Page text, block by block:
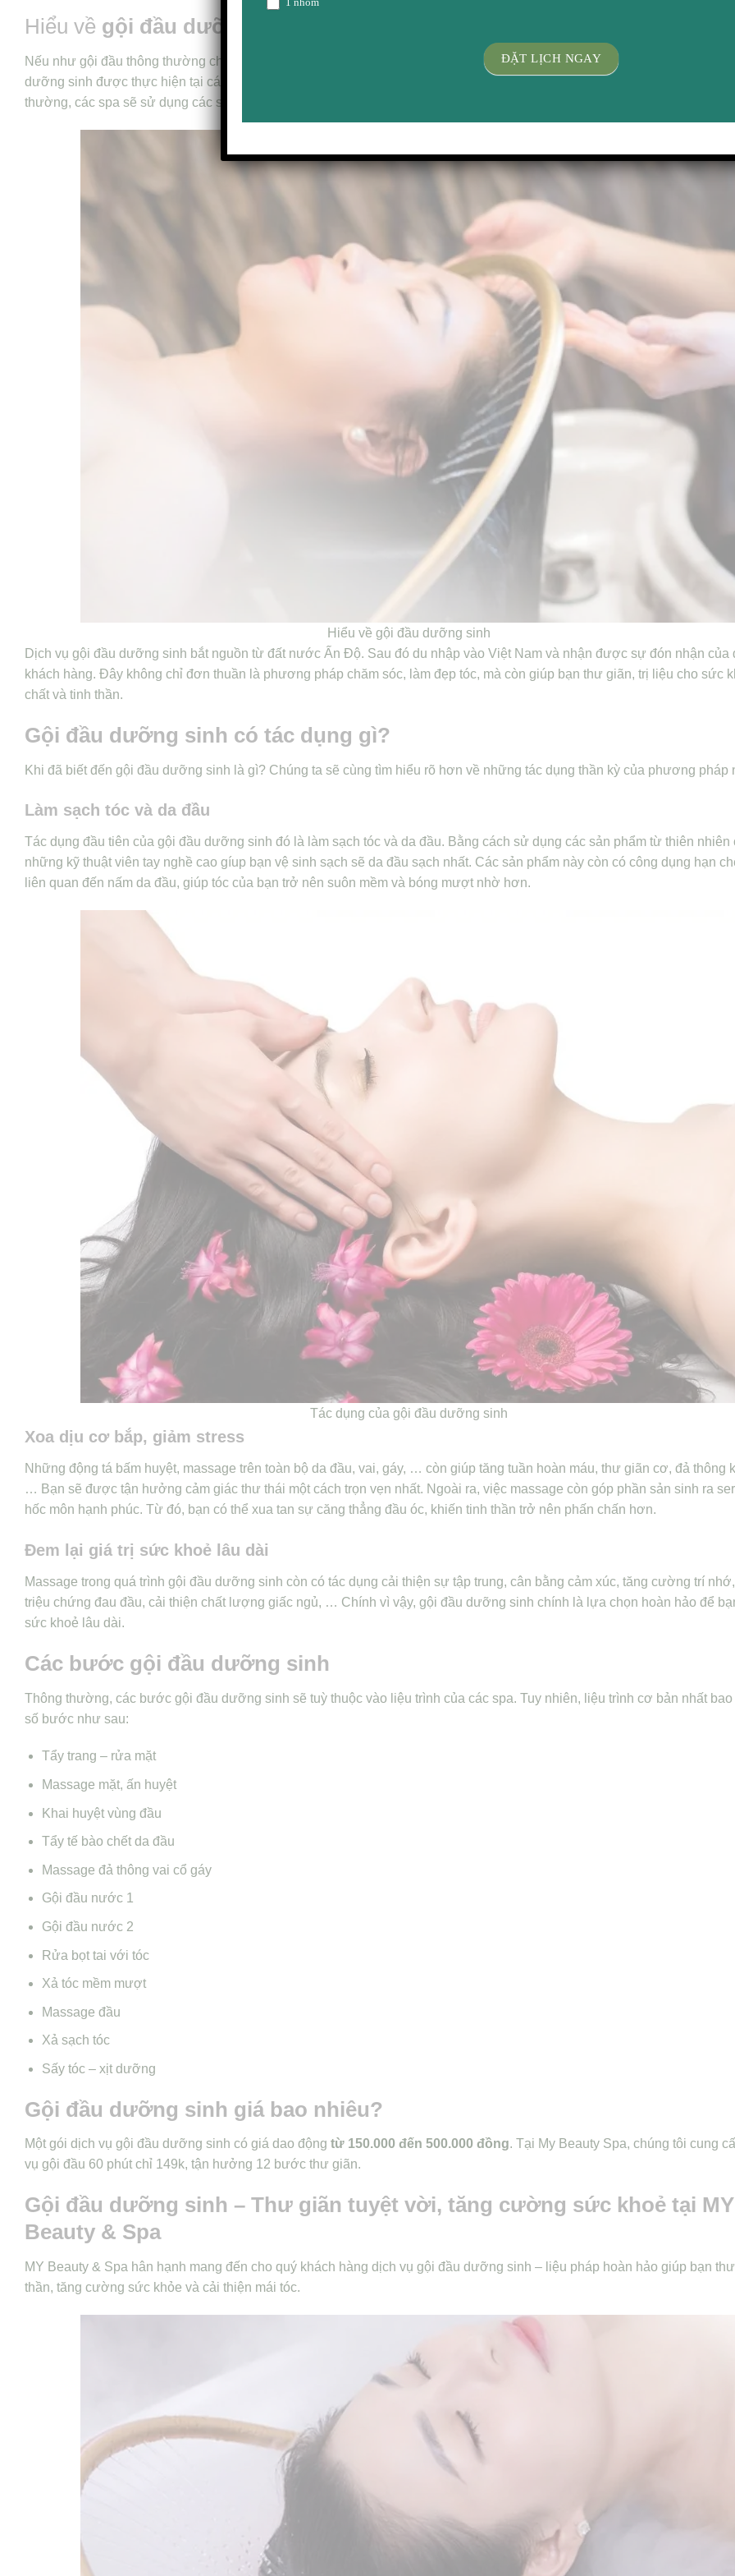
Hiểu về gội đầu dưỡng sinh
Nếu như gội đầu thông thường chỉ có công dụng làm sạch da đầu thì gội đầu dưỡng sinh mang lại nhiều ưu điểm vượt
dưỡng sinh được thực hiện tại các spa, có chu trình rõ ràng nhằm làm sạch da đầu, massage đầu cổ vai gáy, ấn huyệt, …
thường, các spa sẽ sử dụng các sản phẩm từ thiên nhiên như bồ kết, sả, vỏ bưởi, …
Hiểu về gội đầu dưỡng sinh
Dịch vụ gội đầu dưỡng sinh bắt nguồn từ đất nước Ấn Độ. Sau đó du nhập vào Việt Nam và nhận được sự đón nhận của
khách hàng. Đây không chỉ đơn thuần là phương pháp chăm sóc, làm đẹp tóc, mà còn giúp bạn thư giãn, trị liệu cho sức
chất và tinh thần.
Gội đầu dưỡng sinh có tác dụng gì?
Khi đã biết đến gội đầu dưỡng sinh là gì? Chúng ta sẽ cùng tìm hiểu rõ hơn về những tác dụng thần kỳ của phương pháp
Làm sạch tóc và da đầu
Tác dụng đầu tiên của gội đầu dưỡng sinh đó là làm sạch tóc và da đầu. Bằng cách sử dụng các sản phẩm từ thiên nhiên
những kỹ thuật viên tay nghề cao gíup bạn vệ sinh sạch sẽ da đầu sạch nhất. Các sản phẩm này còn có công dụng hạn
liên quan đến nấm da đầu, giúp tóc của bạn trở nên suôn mềm và bóng mượt nhờ hơn.
Tác dụng của gội đầu dưỡng sinh
Xoa dịu cơ bắp, giảm stress
Những động tá bấm huyệt, massage trên toàn bộ da đầu, vai, gáy, … còn giúp tăng tuần hoàn máu, thư giãn cơ, đả thông
… Bạn sẽ được tận hưởng cảm giác thư thái một cách trọn vẹn nhất. Ngoài ra, việc massage còn góp phần sản sinh ra
hốc môn hạnh phúc. Từ đó, bạn có thể xua tan sự căng thẳng đầu óc, khiến tinh thần trở nên phấn chấn hơn.
Đem lại giá trị sức khoẻ lâu dài
Massage trong quá trình gội đầu dưỡng sinh còn có tác dụng cải thiện sự tập trung, cân bằng cảm xúc, tăng cường trí
triệu chứng đau đầu, cải thiện chất lượng giấc ngủ, … Chính vì vậy, gội đầu dưỡng sinh chính là lựa chọn hoàn hảo để
sức khoẻ lâu dài.
Các bước gội đầu dưỡng sinh
Thông thường, các bước gội đầu dưỡng sinh sẽ tuỳ thuộc vào liệu trình của các spa. Tuy nhiên, liệu trình cơ bản nhất bao
số bước như sau:
Tẩy trang – rửa mặt
Massage mặt, ấn huyệt
Khai huyệt vùng đầu
Tẩy tế bào chết da đầu
Massage đả thông vai cổ gáy
Gội đầu nước 1
Gội đầu nước 2
Rửa bọt tai với tóc
Xả tóc mềm mượt
Massage đầu
Xả sạch tóc
Sấy tóc – xịt dưỡng
Gội đầu dưỡng sinh giá bao nhiêu?
Một gói dịch vụ gội đầu dưỡng sinh có giá dao động từ 150.000 đến 500.000 đồng. Tại My Beauty Spa, chúng tôi cung
vụ gội đầu 60 phút chỉ 149k, tận hưởng 12 bước thư giãn.
Gội đầu dưỡng sinh – Thư giãn tuyệt vời, tăng cường sức khoẻ tại MY
Beauty & Spa
MY Beauty & Spa hân hạnh mang đến cho quý khách hàng dịch vụ gội đầu dưỡng sinh – liệu pháp hoàn hảo giúp bạn
thần, tăng cường sức khỏe và cải thiện mái tóc.
ĐẶT LỊCH NGAY